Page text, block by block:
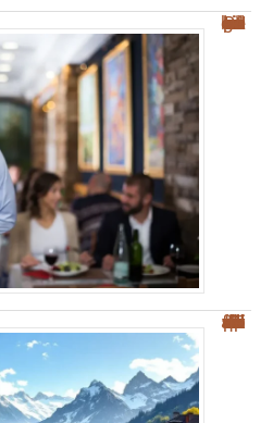
Les meilleurs restaurants à Palerme : nos conseils pour bien manger et savourer !
“Top 5 des villes frontières suisses pour une meilleure qualité de vie”